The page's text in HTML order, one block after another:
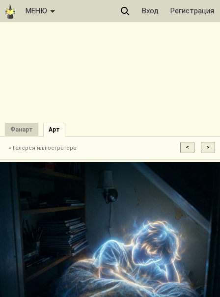
МЕНЮ Вход Регистрация
Фанарт Арт
« Галерея иллюстратора